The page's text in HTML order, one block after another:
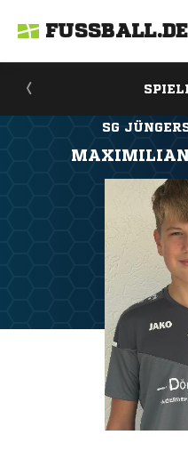
FUSSBALL.DE
SG
MAXIMILIAN